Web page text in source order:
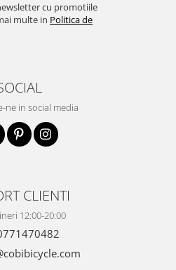
cu promotiile
multe in Politica de
ne in social media
CLIENTI
12:00-20:00